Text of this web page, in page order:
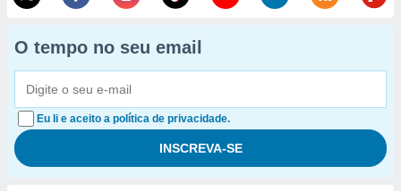
O tempo no seu email
Eu li e aceito a política de privacidade.